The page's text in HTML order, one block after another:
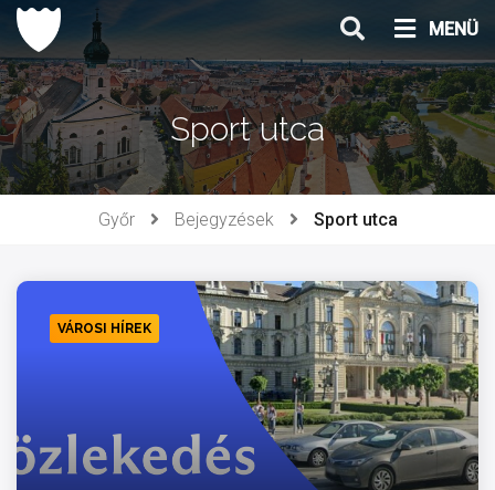
Ugrás
tartalomhoz
MENÜ
Sport utca
Győr Bejegyzések Sport utca
VÁROSI HÍREK